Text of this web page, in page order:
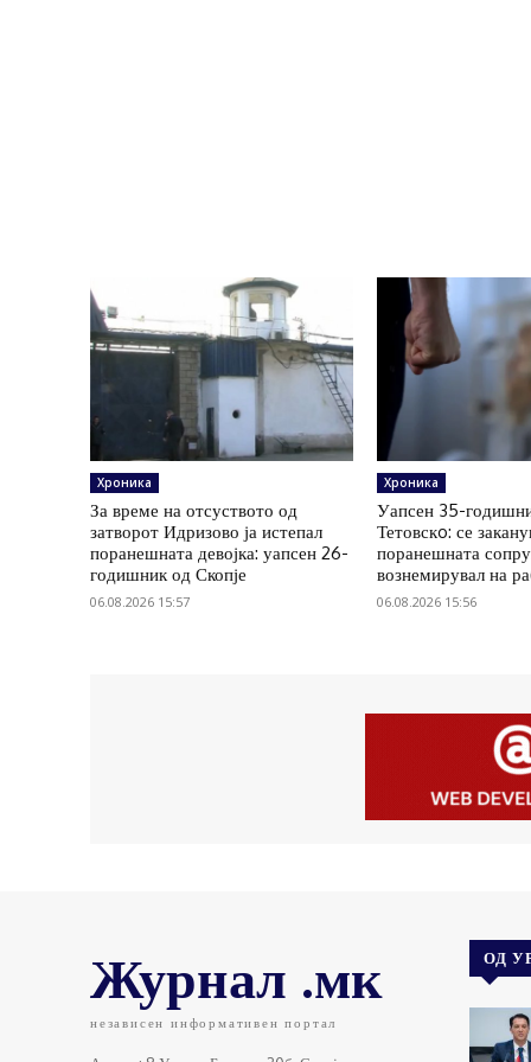
Хроника
За време на отсуството од
затворот Идризово ја истепал
поранешната девојка: уапсен 26-
годишник од Скопје
06.08.2026 15:57
Хроника
Уапсен 35-
Тетовскo: се
поранешната
вознемирувал на
06.08.2026 15:56
Журнал .мк
независен информативен портал
ОД